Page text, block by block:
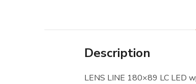
Description
LENS LINE 180×89 LC LED